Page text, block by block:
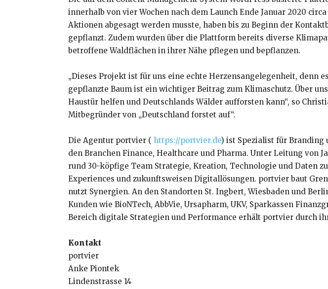
innerhalb von vier Wochen nach dem Launch Ende Januar 2020
Aktionen abgesagt werden musste, haben bis zu Beginn der
gepflanzt. Zudem wurden über die Plattform bereits diverse
betroffene Waldflächen in ihrer Nähe pflegen und bepflanzen.
„Dieses Projekt ist für uns eine echte Herzensangelegenheit, denn
gepflanzte Baum ist ein wichtiger Beitrag zum Klimaschutz. Über
Haustür helfen und Deutschlands Wälder aufforsten kann“, so
Mitbegründer von „Deutschland forstet auf“.
Die Agentur portvier ( https://portvier.de) ist Spezialist für Branding
den Branchen Finance, Healthcare und Pharma. Unter Leitung von
rund 30-köpfige Team Strategie, Kreation, Technologie und Daten
Experiences und zukunftsweisen Digitallösungen. portvier baut
nutzt Synergien. An den Standorten St. Ingbert, Wiesbaden und
Kunden wie BioNTech, AbbVie, Ursapharm, UKV, Sparkassen
Bereich digitale Strategien und Performance erhält portvier durch
Kontakt
portvier
Anke Piontek
Lindenstrasse 14